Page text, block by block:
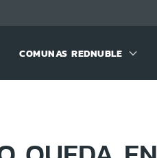
COMUNAS REDNUBLE